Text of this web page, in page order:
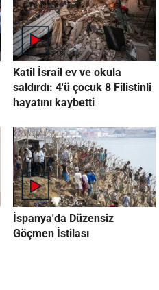
Katil İsrail ev ve okula
saldırdı: 4'ü çocuk 8 Filistinli
hayatını kaybetti
İspanya'da Düzensiz
Göçmen İstilası